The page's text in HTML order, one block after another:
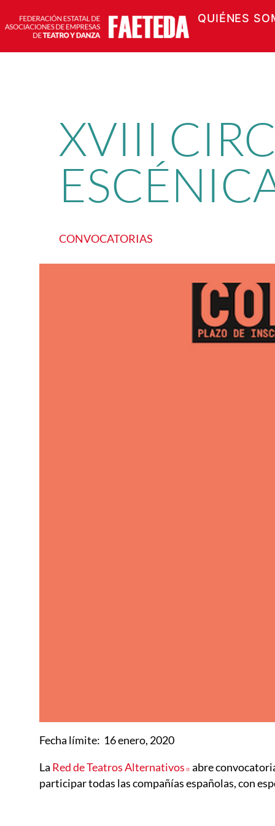
QUIÉNES
Saltar
XVIII
CONVOCATORIAS
Fecha límite: 16 enero, 2020
La Red de Teatros Alternativos Abre en nueva
abre
participar todas las compañías españolas, con